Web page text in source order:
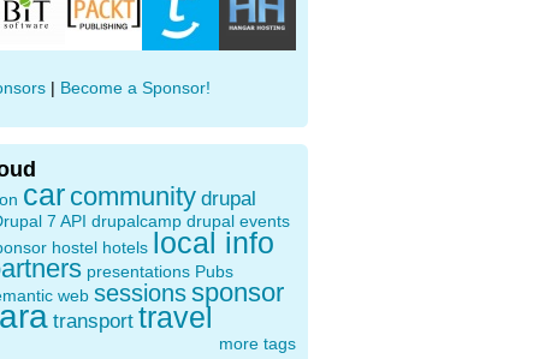
| Become a Sponsor!
car community drupal
7 API drupalcamp drupal events
hostel hotels local info
presentations Pubs
web sessionssponsor
transport travel
more tags